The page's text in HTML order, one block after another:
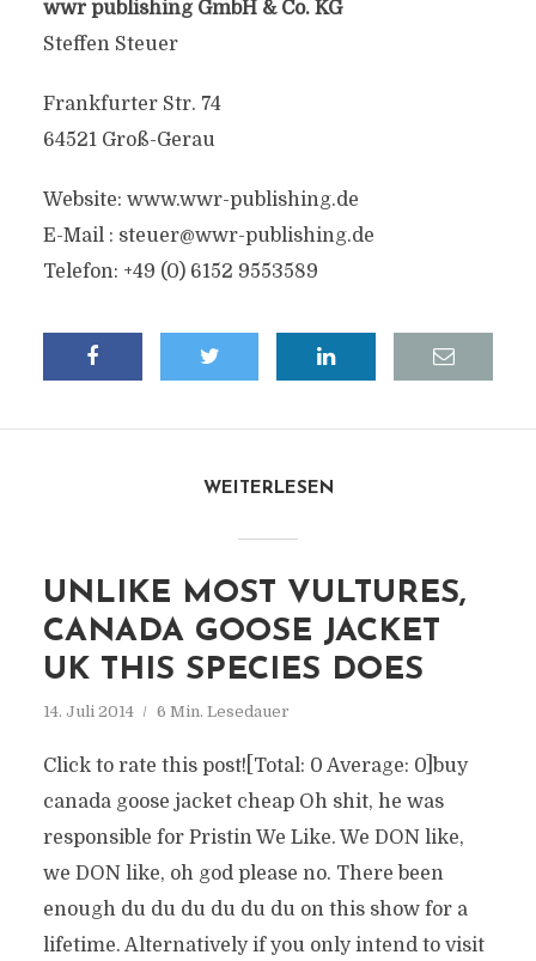
wwr publishing GmbH & Co. KG
Steffen Steuer
Frankfurter Str. 74
64521 Groß-Gerau
Website: www.wwr-publishing.de
E-Mail : steuer@wwr-publishing.de
Telefon: +49 (0) 6152 9553589
WEITERLESEN
UNLIKE MOST VULTURES,
CANADA GOOSE JACKET
UK THIS SPECIES DOES
14. Juli 2014 6 Min. Lesedauer
Click to rate this post![Total: 0 Average: 0]buy
canada goose jacket cheap Oh shit, he was
responsible for Pristin We Like. We DON like,
we DON like, oh god please no. There been
enough du du du du du du on this show for a
lifetime. Alternatively if you only intend to visit